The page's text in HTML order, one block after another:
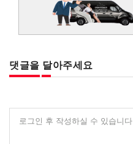
댓글을 달아주세요
로그인 후 작성하실 수 있습니다